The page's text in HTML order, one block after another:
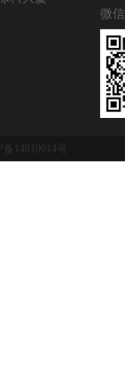
微
备14019014号